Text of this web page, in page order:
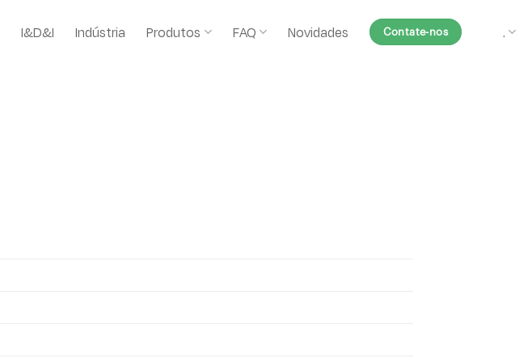
I&D&I Indústria Produtos FAQ Novidades Contate-nos .